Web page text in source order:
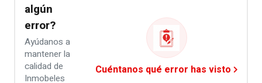
algún
error?
Ayúdanos a
mantener la
calidad de
Inmobeles
Cuéntanos qué error has visto